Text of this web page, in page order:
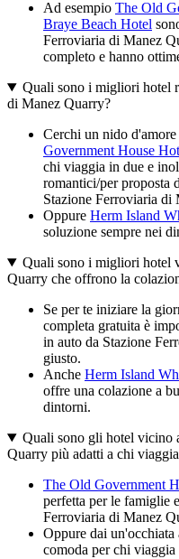
Ad esempio The Old
Braye Beach Hotel
Ferroviaria di Manez
completo e hanno
Quali sono i migliori hotel
di Manez Quarry?
Cerchi un nido d'amore
Government House
chi viaggia in due e
romantici/per proposta
Stazione Ferroviaria di
Oppure Herm Island
soluzione sempre nei
Quali sono i migliori hotel
Quarry che offrono la
Se per te iniziare la
completa gratuita è
in auto da Stazione
giusto.
Anche Herm Island
offre una colazione a
dintorni.
Quali sono gli hotel vicino
Quarry più adatti a chi
The Old Government
perfetta per le famiglie
Ferroviaria di Manez
Oppure dai un'occhiata
comoda per chi